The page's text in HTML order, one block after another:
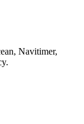
Navitimer,